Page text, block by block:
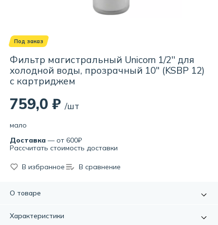
Под заказ
Фильтр магистральный Unicorn 1/2'' для
холодной воды, прозрачный 10" (KSBP 12)
c картриджем
759,0 ₽ /шт
мало
Доставка — от 600₽
Рассчитать стоимость доставки
В избранное В сравнение
О товаре
трубопроводной коммуникации и осуществляет
Характеристики